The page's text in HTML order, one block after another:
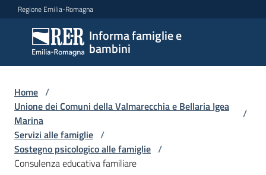
Vai al contenuto
Vai alla navigazione
Vai al footer
Regione Emilia-Romagna
Informa famiglie e
bambini
Informa
famiglie
e
Argomenti
Home /
Unione dei Comuni della Valmarecchia e Bellaria Igea
Marina
/
Servizi alle famiglie /
Sostegno psicologico alle famiglie /
Consulenza educativa familiare